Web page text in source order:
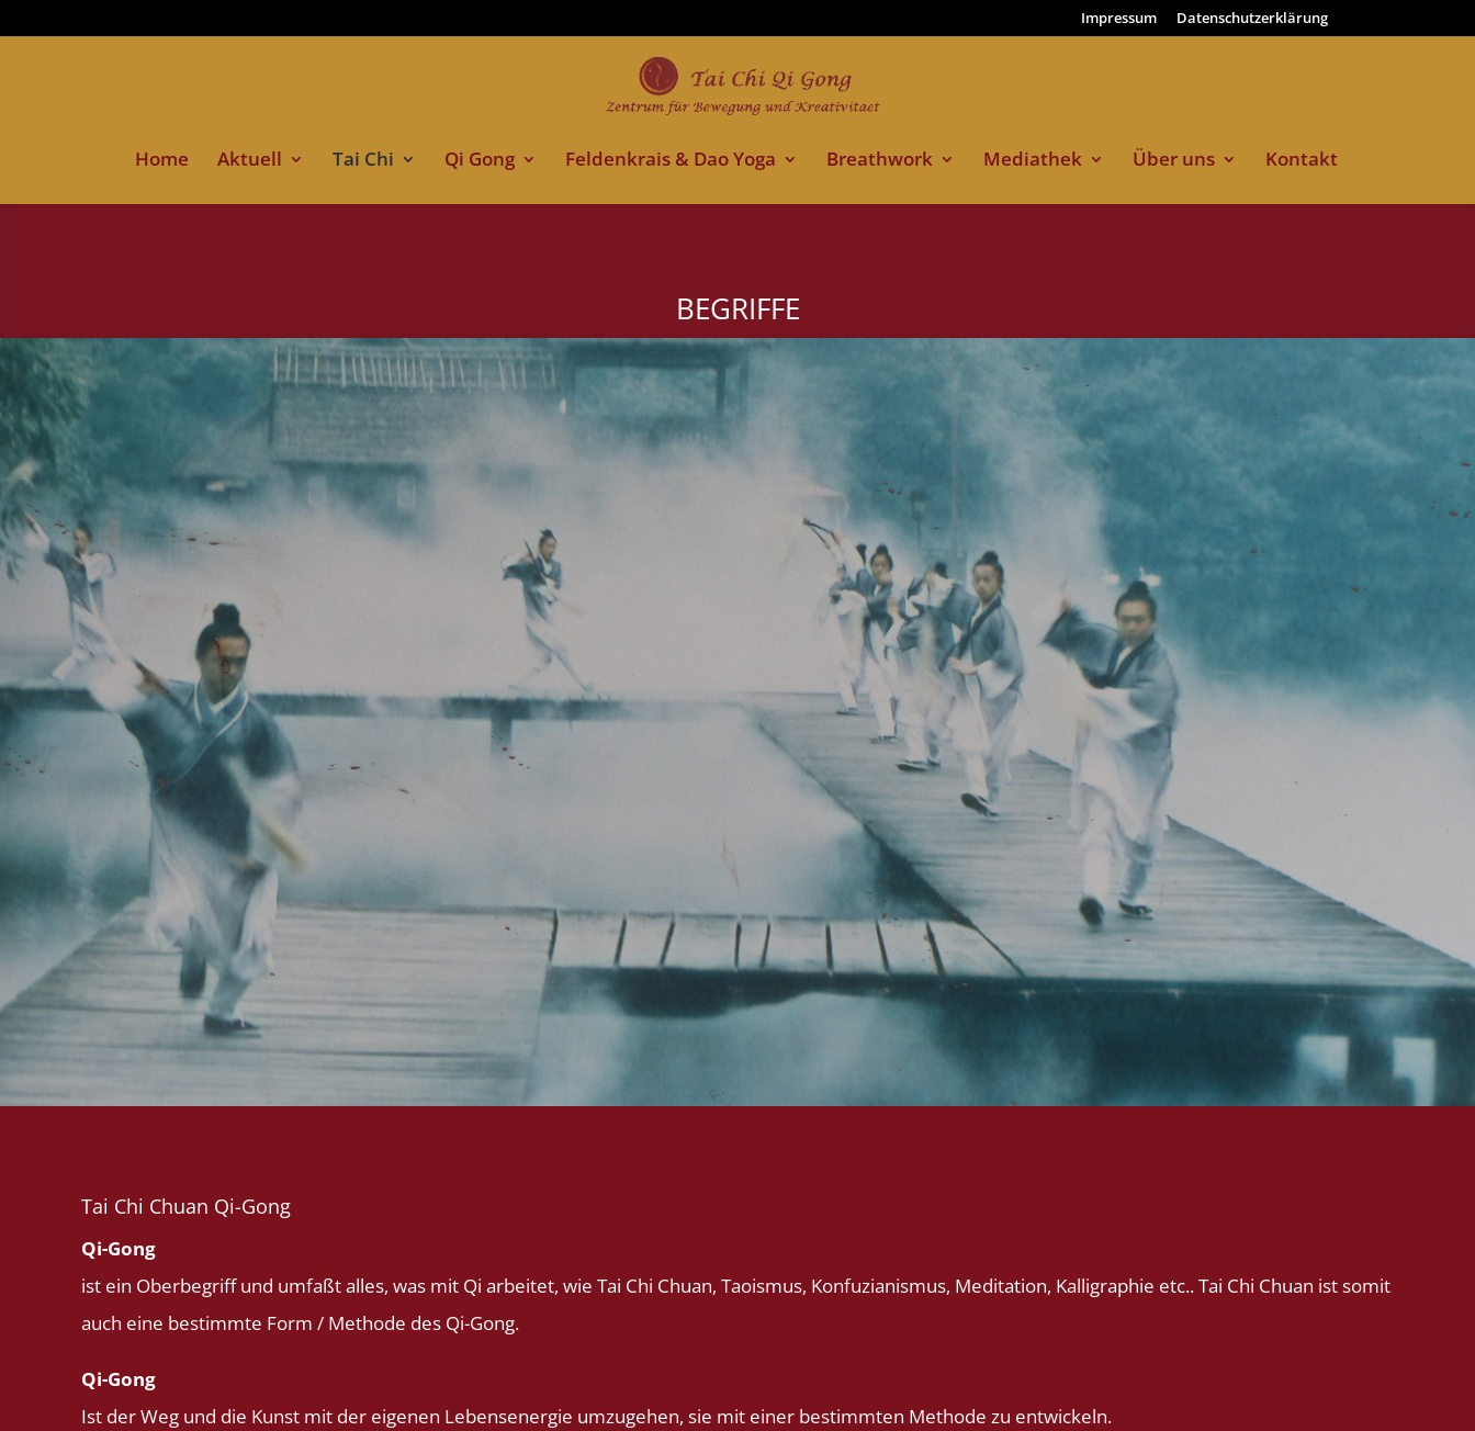
Impressum Datenschutzerklärung
Home Aktuell Tai Chi Qi Gong Feldenkrais & Dao Yoga Breathwork Mediathek Über uns Kontakt
BEGRIFFE
Tai Chi Chuan Qi-Gong
Qi-Gong
ist ein Oberbegriff und umfaßt alles, was mit Qi arbeitet, wie Tai Chi Chuan, Taoismus, Konfuzianismus, Meditation, Kalligraphie etc.. Tai Chi Chuan ist somit
auch eine bestimmte Form / Methode des Qi-Gong.
Qi-Gong
Ist der Weg und die Kunst mit der eigenen Lebensenergie umzugehen, sie mit einer bestimmten Methode zu entwickeln.